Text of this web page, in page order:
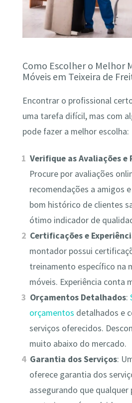
Como Escolher o Melhor
Móveis em Teixeira de
Encontrar o profissional
uma tarefa difícil, mas com
pode fazer a melhor escolha:
Verifique as Avaliações e
Procure por avaliações
recomendações a amigos
bom histórico de clientes
ótimo indicador de
Certificações e
montador possui
treinamento específico na
móveis. Experiência conta
Orçamentos Detalhados:
orçamentos detalhados e
serviços oferecidos.
muito abaixo do mercado.
Garantia dos Serviços:
oferece garantia dos
assegurando que qualquer